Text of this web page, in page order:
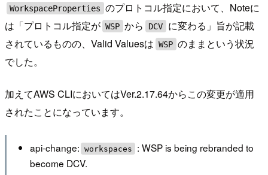
WorkspaceProperties のプロトコル指定において、Noteに
は「プロトコル指定が WSP から DCV
に変わる」旨が記載
されているものの、Valid Valuesは WSP のままという状況
でした。
加えてAWS CLIにおいてはVer.2.17.64からこの変更が適用
されたことになっています。
api-change: workspaces
: WSP is being rebranded to
become DCV.